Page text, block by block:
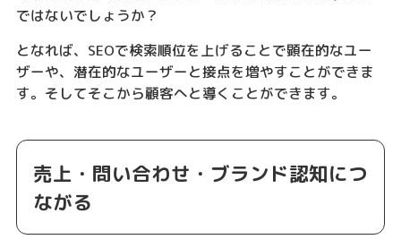
ではないでしょうか？
となれば、SEOで検索順位を上げることで顕在的なユー
ザーや、潜在的なユーザーと接点を増やすことができま
す。そしてそこから顧客へと導くことができます。
売上・問い合わせ・ブランド認知につ
ながる